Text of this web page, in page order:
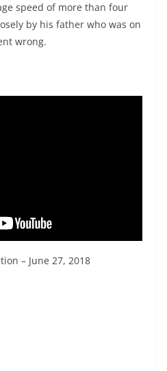
speed of more than four
by his father who was on
wrong.
– June 27, 2018